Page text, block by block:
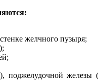
желчного пузыря;
поджелудочной